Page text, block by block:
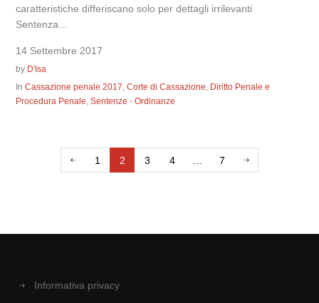
caratteristiche differiscano solo per dettagli irrilevanti
Sentenza...
14 Settembre 2017
by D'Isa
InCassazione penale 2017,Corte di Cassazione, Diritto Penale e
Procedura Penale,Sentenze - Ordinanze
1 2 3 4 … 7
Informativa privacy